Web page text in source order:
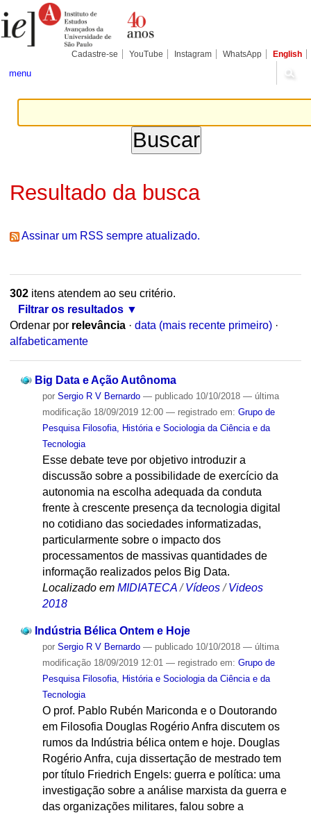
para
conteúdo.
Pessoais
Cadastre-se YouTube Instagram WhatsApp English
menu
Resultado da busca
Assinar um RSS sempre atualizado.
302itens atendem ao seu critério.
Filtrar os resultados
Ordenar por relevância · data (mais recente primeiro) ·
alfabeticamente
Big Data e Ação Autônoma
por Sergio R V Bernardo — publicado10/10/2018 — última
modificação18/09/2019 12:00 — registrado em: Grupo de
Pesquisa Filosofia, História e Sociologia da Ciência e da
Tecnologia
Esse debate teve por objetivo introduzir a
discussão sobre a possibilidade de exercício da
autonomia na escolha adequada da conduta
frente à crescente presença da tecnologia digital
no cotidiano das sociedades informatizadas,
particularmente sobre o impacto dos
processamentos de massivas quantidades de
informação realizados pelos Big Data.
Localizado em MIDIATECA /Vídeos /Videos
2018
Indústria Bélica Ontem e Hoje
por Sergio R V Bernardo — publicado10/10/2018 — última
modificação18/09/2019 12:01 — registrado em: Grupo de
Pesquisa Filosofia, História e Sociologia da Ciência e da
Tecnologia
O prof. Pablo Rubén Mariconda e o Doutorando
em Filosofia Douglas Rogério Anfra discutem os
rumos da Indústria bélica ontem e hoje. Douglas
Rogério Anfra, cuja dissertação de mestrado tem
por título Friedrich Engels: guerra e política: uma
investigação sobre a análise marxista da guerra e
das organizações militares, falou sobre a